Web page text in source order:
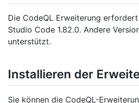
Die CodeQL Erweiterung
Studio Code 1.82.0. Andere
unterstützt.
Installieren der
Sie können die CodeQL-